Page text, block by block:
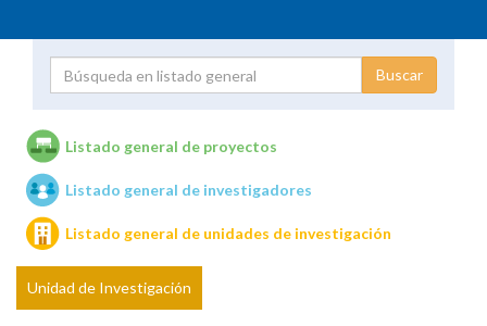
Unidades de investigación
Listado general de proyectos
Listado general de investigadores
Listado general de unidades de investigación
Unidad de Investigación